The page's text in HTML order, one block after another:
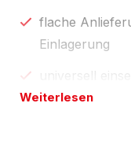
flache
Einlagerung
universell
Weiterlesen